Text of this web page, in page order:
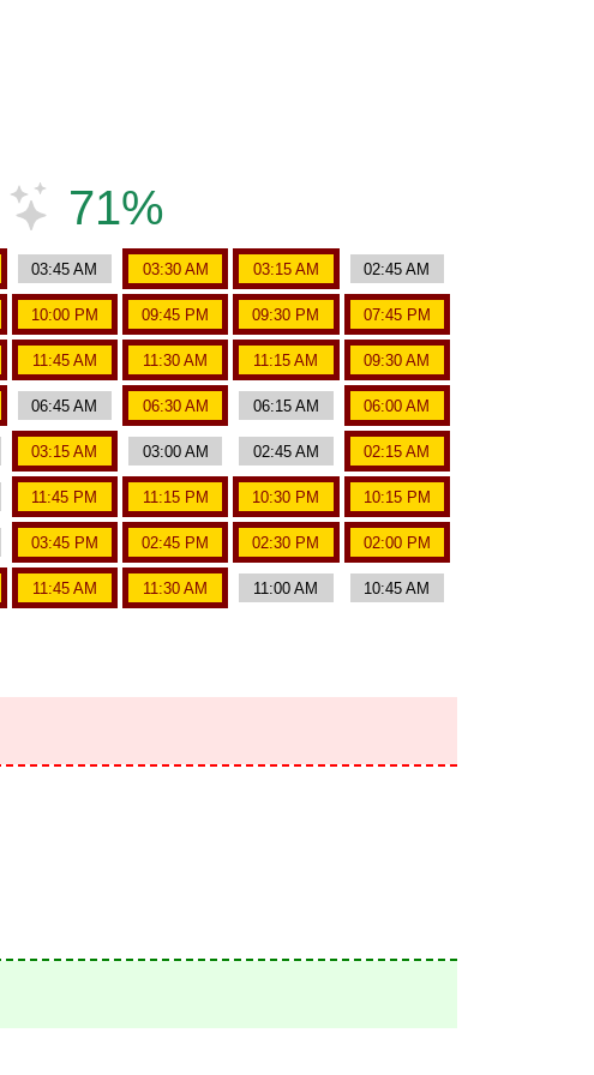
71%
03:45 AM 03:30 AM 03:15 AM 02:45 AM
10:00 PM 09:45 PM 09:30 PM 07:45 PM
11:45 AM 11:30 AM 11:15 AM 09:30 AM
06:45 AM 06:30 AM 06:15 AM 06:00 AM
03:15 AM 03:00 AM 02:45 AM 02:15 AM
11:45 PM 11:15 PM 10:30 PM 10:15 PM
03:45 PM 02:45 PM 02:30 PM 02:00 PM
11:45 AM 11:30 AM 11:00 AM 10:45 AM